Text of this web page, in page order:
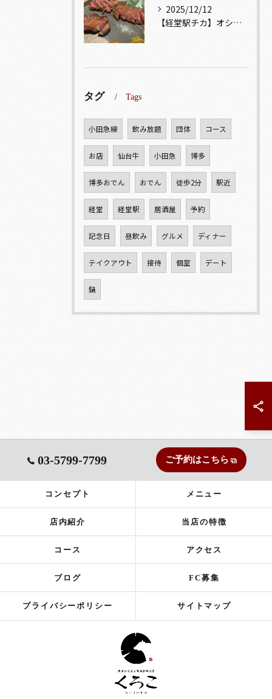
2025/12/12
【経堂駅チカ】オシャレ居酒屋🏮自慢のお肉が楽しめる🐃お得なコ...
タグ Tags
小田急線 飲み放題 団体 コース
お店 仙台牛 小田急 博多
博多おでん おでん 徒歩2分 駅近
経堂 経堂駅 居酒屋 予約
記念日 昼飲み グルメ ディナー
テイクアウト 接待 個室 デート
鍋
03-5799-7799 ご予約はこちら
コンセプト メニュー
店内紹介 当店の特徴
コース アクセス
ブログ FC募集
プライバシーポリシー サイトマップ